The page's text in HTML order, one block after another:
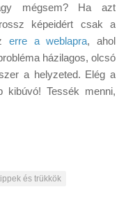
mégsem? Ha azt
képeidért csak a
erre a weblapra, ahol
házilagos, olcsó
a helyzeted. Elég a
kibúvó! Tessék menni,
és trükkök